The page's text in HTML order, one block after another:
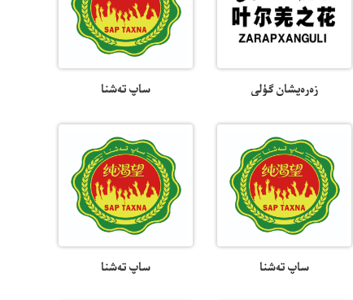
زەرەپشان گۈلى ساپ تەشنا
ساپ تەشنا ساپ تەشنا